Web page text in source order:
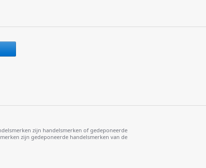
zijn handelsmerken of gedeponeerde
zijn gedeponeerde handelsmerken van de